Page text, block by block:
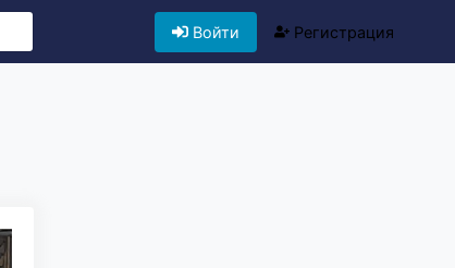
Войти Регистрация